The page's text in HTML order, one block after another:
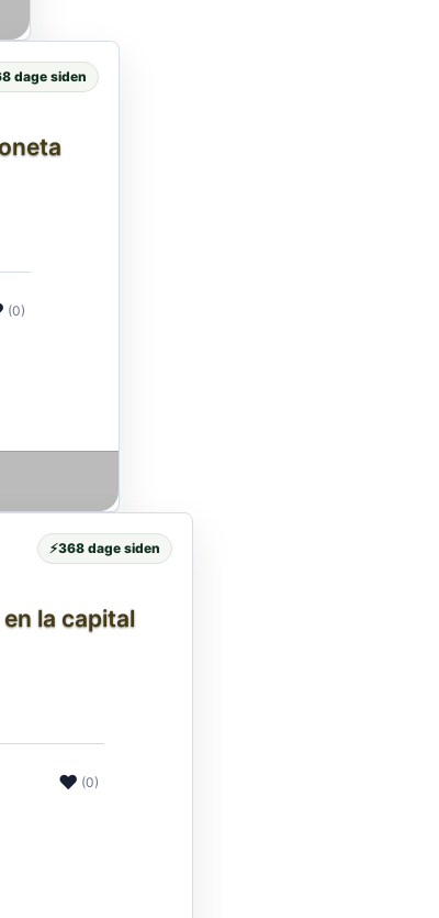
(0)
dage siden
la capital
❤ (0)
⚡368 dage siden